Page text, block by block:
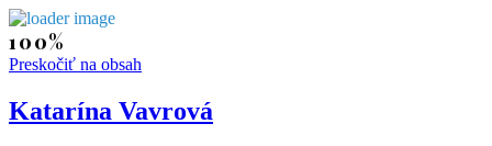
Preskočiť na obsah
Katarína Vavrová